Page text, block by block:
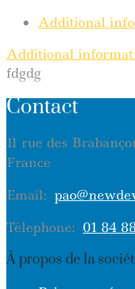
Additional
Additional
fdgdg
Contact
11 rue des
France
Email:
Télephone: 01 84
À propos de la